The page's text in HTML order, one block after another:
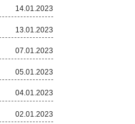
14.01.2023
13.01.2023
07.01.2023
05.01.2023
04.01.2023
02.01.2023